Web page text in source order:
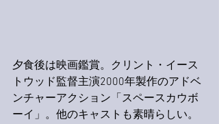
夕食後は映画鑑賞。クリント・イース
トウッド監督主演2000年製作のアドベ
ンチャーアクション「スペースカウボ
ーイ」。他のキャストも素晴らしい。